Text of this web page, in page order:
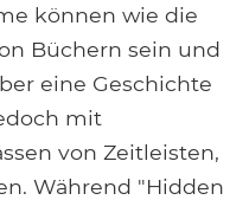
können wie die
Büchern sein und
eine Geschichte
mit
von Zeitleisten,
Während "Hidden